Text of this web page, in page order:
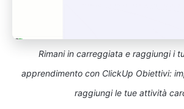
Rimani in carreggiata e raggiungi i
apprendimento con ClickUp Obiettivi:
raggiungi le tue attività